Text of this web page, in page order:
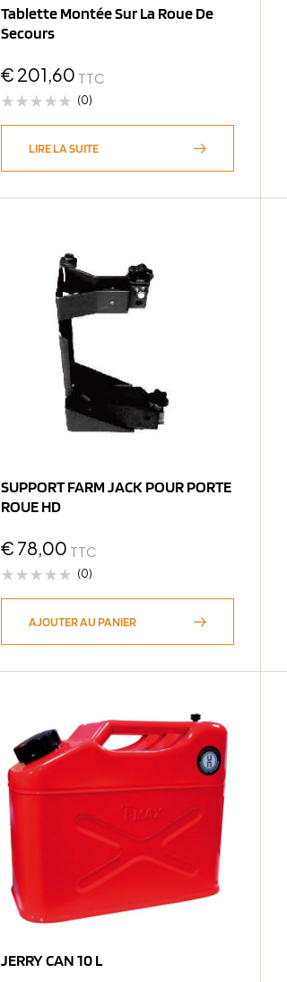
Tablette Montée Sur La Roue De
Secours
€ 201,60 TTC
(0)
LIRE LA SUITE
SUPPORT FARM JACK POUR PORTE
ROUE HD
€ 78,00 TTC
(0)
AJOUTER AU PANIER
JERRY CAN 10 L